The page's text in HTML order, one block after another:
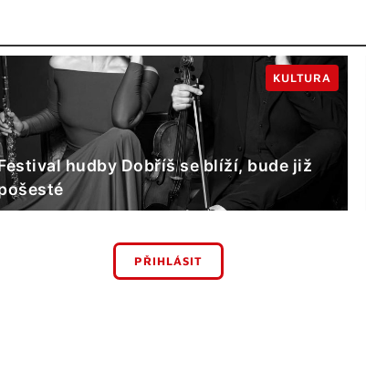
hudby Dobříš se blíží, bude již
KULTURA
PŘIHLÁSIT